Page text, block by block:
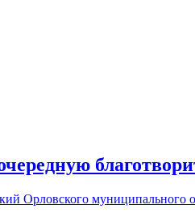
Орловского